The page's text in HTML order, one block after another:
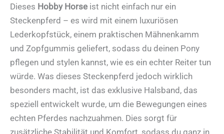
Dieses Hobby Horse ist nicht einfach nur ein
Steckenpferd – es wird mit einem luxuriösen
Lederkopfstück, einem praktischen Mähnenkamm
und Zopfgummis geliefert, sodass du deinen Pony
pflegen und stylen kannst, wie es ein echter Reiter tun
würde. Was dieses Steckenpferd jedoch wirklich
besonders macht, ist das exklusive Halsband, das
speziell entwickelt wurde, um die Bewegungen eines
echten Pferdes nachzuahmen. Dies sorgt für
zusätzliche Stabilität und Komfort, sodass du ganz in